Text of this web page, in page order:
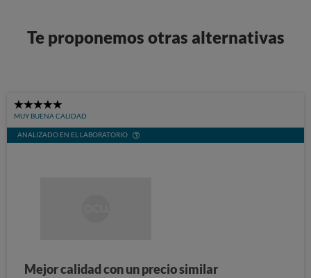
Te proponemos otras alternativas
5
Stars
MUY BUENA CALIDAD
ANALIZADO EN EL LABORATORIO
Mejor calidad con un precio similar